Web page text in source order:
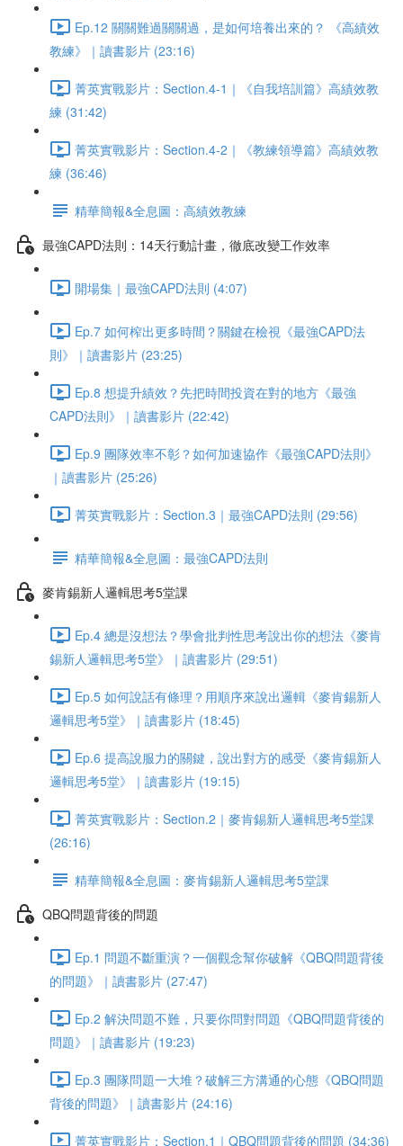
Ep.12 關關難過關關過，是如何培養出來的？ 《高績效
教練》｜讀書影片 (23:16)
菁英實戰影片：Section.4-1｜《自我培訓篇》高績效教
練 (31:42)
菁英實戰影片：Section.4-2｜《教練領導篇》高績效教
練 (36:46)
精華簡報&全息圖：高績效教練
最強CAPD法則：14天行動計畫，徹底改變工作效率
開場集｜最強CAPD法則 (4:07)
Ep.7 如何榨出更多時間？關鍵在檢視《最強CAPD法
則》｜讀書影片 (23:25)
Ep.8 想提升績效？先把時間投資在對的地方《最強
CAPD法則》｜讀書影片 (22:42)
Ep.9 團隊效率不彰？如何加速協作《最強CAPD法則》
｜讀書影片 (25:26)
菁英實戰影片：Section.3｜最強CAPD法則 (29:56)
精華簡報&全息圖：最強CAPD法則
麥肯錫新人邏輯思考5堂課
Ep.4 總是沒想法？學會批判性思考說出你的想法《麥肯
錫新人邏輯思考5堂》｜讀書影片 (29:51)
Ep.5 如何說話有條理？用順序來說出邏輯《麥肯錫新人
邏輯思考5堂》｜讀書影片 (18:45)
Ep.6 提高說服力的關鍵，說出對方的感受《麥肯錫新人
邏輯思考5堂》｜讀書影片 (19:15)
菁英實戰影片：Section.2｜麥肯錫新人邏輯思考5堂課
(26:16)
精華簡報&全息圖：麥肯錫新人邏輯思考5堂課
QBQ問題背後的問題
Ep.1 問題不斷重演？一個觀念幫你破解《QBQ問題背後
的問題》｜讀書影片 (27:47)
Ep.2 解決問題不難，只要你問對問題《QBQ問題背後的
問題》｜讀書影片 (19:23)
Ep.3 團隊問題一大堆？破解三方溝通的心態《QBQ問題
背後的問題》｜讀書影片 (24:16)
菁英實戰影片：Section.1｜QBQ問題背後的問題 (34:36)